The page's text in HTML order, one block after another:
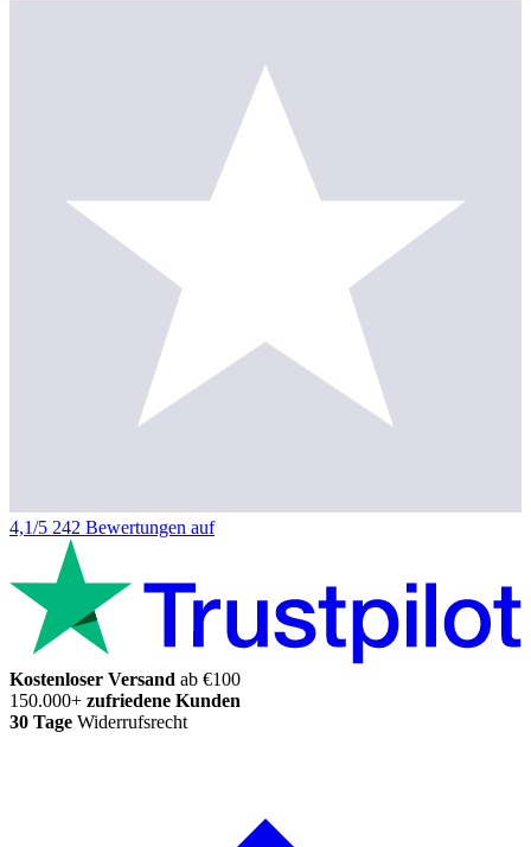
4,1/5 242 Bewertungen auf
Kostenloser Versand ab €100
150.000+ zufriedene Kunden
30 Tage Widerrufsrecht